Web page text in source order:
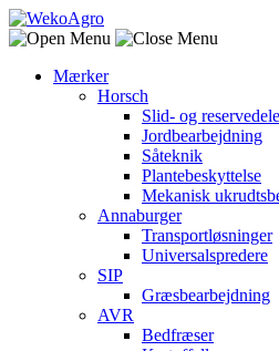
Mærker
Horsch
Slid- og reservedele
Jordbearbejdning
Såteknik
Plantebeskyttelse
Mekanisk
Annaburger
Transportløsninger
Universalspredere
SIP
Græsbearbejdning
AVR
Bedfræser